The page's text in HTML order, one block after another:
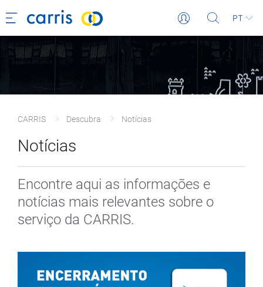
PT
CARRIS Descubra Notícias
Notícias
Encontre aqui as informações e
notícias mais relevantes sobre o
serviço da CARRIS.